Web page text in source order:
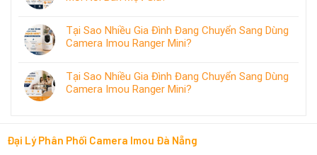
Tại Sao Nhiều Gia Đình Đang Chuyển Sang Dùng
Camera Imou Ranger Mini?
Tại Sao Nhiều Gia Đình Đang Chuyển Sang Dùng
Camera Imou Ranger Mini?
Đại Lý Phân Phối Camera Imou Đà Nẵng